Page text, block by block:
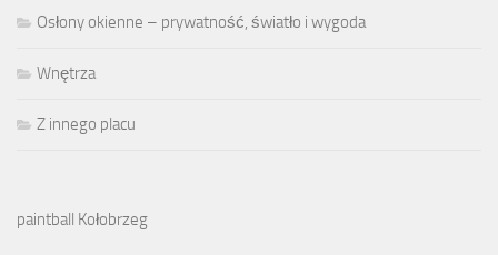
Osłony okienne – prywatność, światło i wygoda
Wnętrza
Z innego placu
paintball Kołobrzeg